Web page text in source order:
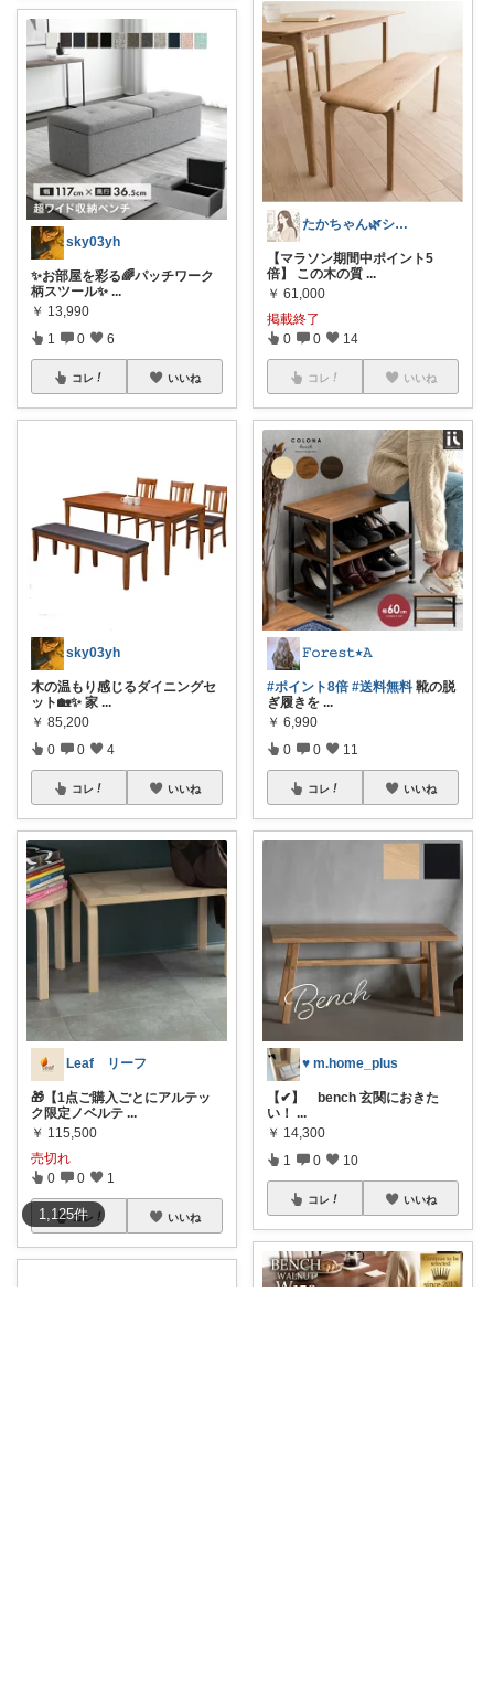
1,125件
sky03yh
✨お部屋を彩る🌈パッチワーク
柄スツール✨ ...
￥ 13,990
1 0 6
コレ いいね
sky03yh
木の温もり感じるダイニングセ
ット🏡✨ 家 ...
￥ 85,200
0 0 4
コレ いいね
Leaf リーフ
🎁【1点ご購入ごとにアルテッ
ク限定ノベルテ ...
￥ 115,500
売切れ
0 0 1
コレ いいね
たかちゃん🌿シンプルで心地よい暮らし
【マラソン期間中ポイント5
倍】 この木の質 ...
￥ 61,000
掲載終了
0 0 14
コレ いいね
𝙵𝚘𝚛𝚎𝚜𝚝٭𝙰
#ポイント8倍 #送料無料 靴の脱
ぎ履きを ...
￥ 6,990
0 0 11
コレ いいね
♥ m.home_plus
【✔︎】 bench 玄関におきた
い！ ...
￥ 14,300
1 0 10
コレ いいね